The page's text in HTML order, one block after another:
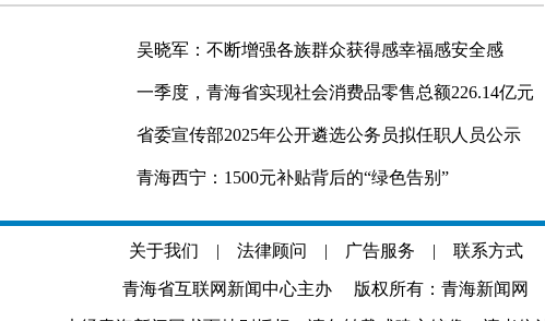
吴晓军：不断增强各族群众获得感幸福感安全感
一季度，青海省实现社会消费品零售总额226.14亿元
省委宣传部2025年公开遴选公务员拟任职人员公示
青海西宁：1500元补贴背后的“绿色告别”
关于我们 | 法律顾问 | 广告服务 | 联系方式
青海省互联网新闻中心主办 版权所有：青海新闻网